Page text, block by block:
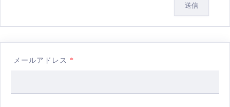
送信
メールアドレス *